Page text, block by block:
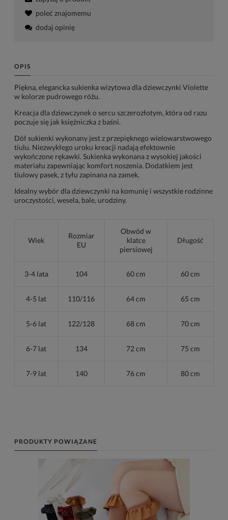
poleć znajomemu
dodaj opinię
OPIS
Piękna, elegancka sukienka wizytowa dla dziewczynki Violette
w kolorze pudrowego różu.
Kreacja dla dziewczynek o sercu szczerozłotym, która od razu
poczuje się jak księżniczka z baśni.
Dół sukienki wykonany jest z przepięknego wielowarstwowego
tiulu. Niezwykłego uroku kreacji nadają efektownie
wykończone rękawki. Sukienka wykonana z wysokiej jakości
materiału zapewniając komfort noszenia. Dodatkiem jest
tiulowy pasek, z tyłu zapinana na zamek.
Idealny wybór dla dziewczynki na komunię i wszystkie rodzinne
uroczystości, wesela, bale, urodziny.
Wiek
Rozmiar
EU
Obwód w
klatce
piersiowej
Długość
3-4 lata 104 60 cm 60 cm
4-5 lat 110/116 64 cm 65 cm
5-6 lat 122/128 68 cm 70 cm
6-7 lat 134 72 cm 75 cm
7-9 lat 140 76 cm 80 cm
PRODUKTY POWIĄZANE